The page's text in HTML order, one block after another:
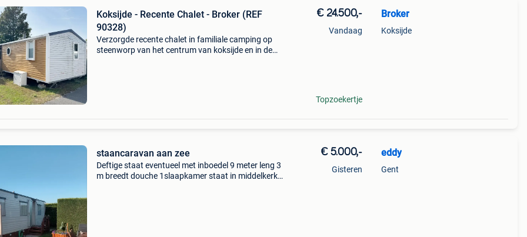
Koksijde - Recente Chalet - Broker (REF
90328)
Verzorgde recente chalet in familiale camping op
steenworp van het centrum van koksijde en in de
€ 24.500,-
Vandaag
Topzoekertje
Broker
Koksijde
staancaravan aan zee
Deftige staat eventueel met inboedel 9 meter leng 3
m breedt douche 1slaapkamer staat in middelkerke
€ 5.000,-
Gisteren
eddy
Gent